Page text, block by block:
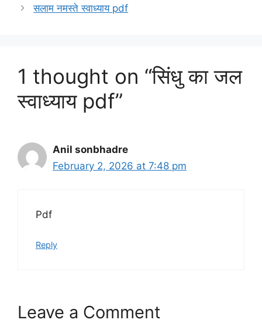
सलाम नमस्ते स्वाध्याय pdf
1 thought on “सिंधु का जल
स्वाध्याय pdf”
Anil sonbhadre
February 2, 2026 at 7:48 pm
Pdf
Reply
Leave a Comment